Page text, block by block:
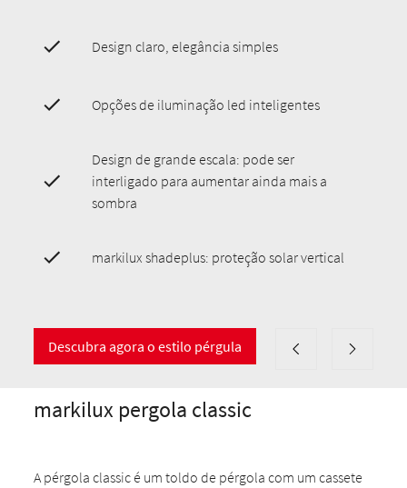
Design claro, elegância simples
Opções de iluminação led inteligentes
Design de grande escala: pode ser
interligado para aumentar ainda mais a
sombra
markilux shadeplus: proteção solar vertical
Descubra agora o estilo pérgula
markilux pergola classic
A pérgola classic é um toldo de pérgola com um cassete